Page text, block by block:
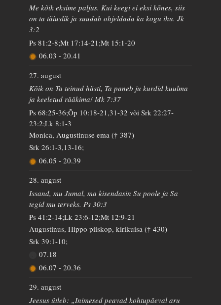
Me kõik eksime paljus. Kui keegi ei eksi kõnes, siis
on ta täiuslik ja suudab ohjeldada ka kogu ihu. Jk
3:2
Ps 81:2-8;Mt 17:14-21;Mt 15:1-20
06.03 - 20.41
27. august
Kõik on Ta teinud hästi, Ta paneb ju kurdid kuulma
ja keeletud rääkima! Mk 7:37
Ps 68:25-36;Õp 10:18-21,31-32 või Srk 22:27-
23:2;Lk 8:1-3
Monica, Augustinuse ema († 387)
Srk 26:1-3,13-16;
06.05 - 20.39
28. august
Issand, mu Jumal, ma kisendasin Su poole ja Sa
tegid mu terveks. Ps 30:3
Ps 41:2-14;Lk 23:6-12;Mt 12:9-21
Augustinus, Hippo piiskop, kirikuisa († 430)
Srk 39:1-10;
07.18
06.07 - 20.36
29. august
Jeesus ütleb: „Inimesed peavad kohtupäeval aru